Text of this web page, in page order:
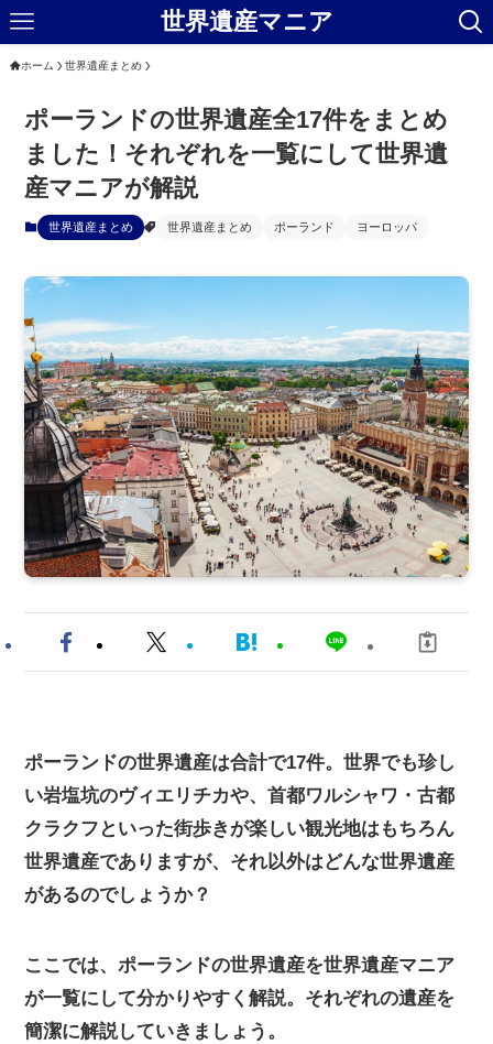
世界遺産マニア
ホーム 世界遺産まとめ
ポーランドの世界遺産全17件をまとめ
ました！それぞれを一覧にして世界遺
産マニアが解説
世界遺産まとめ 世界遺産まとめ ポーランド ヨーロッパ
ポーランドの世界遺産は合計で17件。世界でも珍し
い岩塩坑のヴィエリチカや、首都ワルシャワ・古都
クラクフといった街歩きが楽しい観光地はもちろん
世界遺産でありますが、それ以外はどんな世界遺産
があるのでしょうか？
ここでは、ポーランドの世界遺産を世界遺産マニア
が一覧にして分かりやすく解説。それぞれの遺産を
簡潔に解説していきましょう。